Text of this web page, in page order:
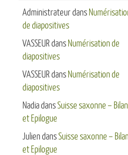
Administrateurdans
de diapositives
VASSEUR dans Numérisation de
diapositives
VASSEUR dans Numérisation de
diapositives
NadiadansSuisse saxonne – Bilan
et Epilogue
Julien dansSuisse saxonne – Bilan
et Epilogue